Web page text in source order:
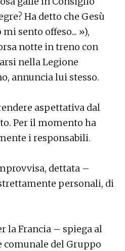
Ha detto che Gesù
sento offeso... »),
notte in treno con
nella Legione
annuncia lui stesso.
aspettativa dal
Per il momento ha
i responsabili.
dettata –
personali, di
la Francia – spiega al
del Gruppo